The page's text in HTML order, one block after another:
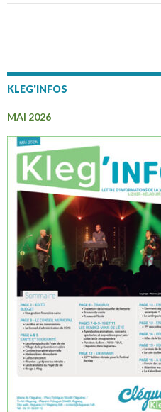
KLEG'INFOS
MAI 2026